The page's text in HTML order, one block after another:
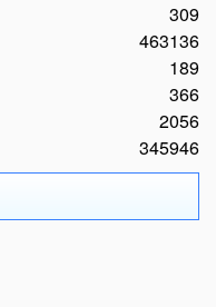
309
463136
189
366
2056
345946